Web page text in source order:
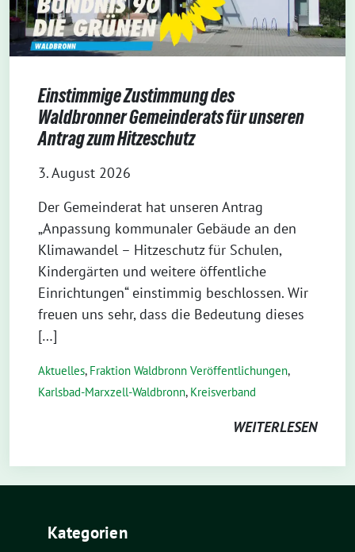
Einstimmige Zustimmung des
Waldbronner Gemeinderats für unseren
Antrag zum Hitzeschutz
3. August 2026
Der Gemeinderat hat unseren Antrag
„Anpassung kommunaler Gebäude an den
Klimawandel – Hitzeschutz für Schulen,
Kindergärten und weitere öffentliche
Einrichtungen“ einstimmig beschlossen. Wir
freuen uns sehr, dass die Bedeutung dieses
[…]
Aktuelles, Fraktion Waldbronn Veröffentlichungen,
Karlsbad-Marxzell-Waldbronn, Kreisverband
WEITERLESEN
Kategorien